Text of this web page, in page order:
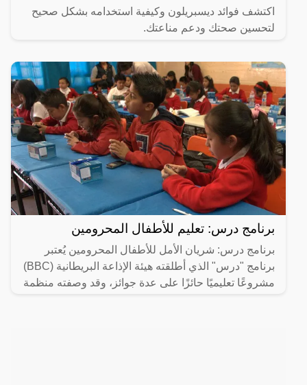
اكتشف فوائد ديسبريلون وكيفية استخدامه بشكل صحيح
لتحسين صحتك ودعم مناعتك.
برنامج درس: تعليم للأطفال المحرومين
برنامج درس: شريان الأمل للأطفال المحرومين يُعتبر
برنامج "درس" الذي أطلقته هيئة الإذاعة البريطانية (BBC)
مشروعًا تعليميًا حائزًا على عدة جوائز، وقد وصفته منظمة